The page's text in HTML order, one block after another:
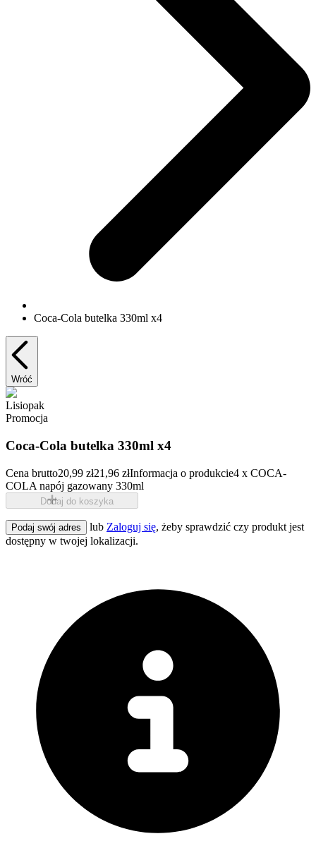
Coca-Cola butelka 330ml x4
Wróć
Lisiopak
Promocja
Coca-Cola butelka 330ml x4
Cena brutto20,99 zł21,96 złInformacja o produkcie4 x COCA-
COLA napój gazowany 330ml
Dodaj do koszyka
Podaj swój adres lub Zaloguj się, żeby sprawdzić czy produkt jest
dostępny w twojej lokalizacji.